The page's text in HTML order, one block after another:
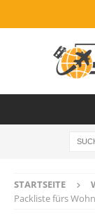
STARTSEITE
Packliste fürs